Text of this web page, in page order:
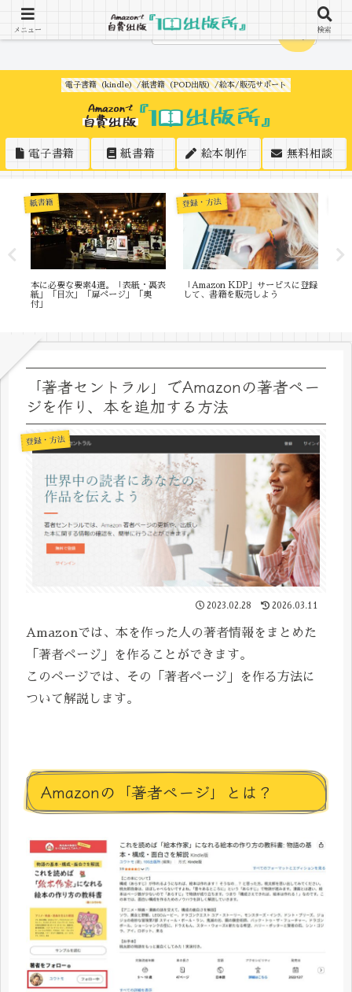
電子書籍（kindle）/紙書籍（POD出版）/絵本/販売サポート
電子書籍 紙書籍 絵本制作 無料相談
紙書籍
本に必要な要素4選。「表紙・裏表
紙」「目次」「扉ページ」「奥
付」
登録・方法
「Amazon KDP」サービスに登録
して、書籍を販売しよう
「著者セントラル」でAmazonの著者ペー
ジを作り、本を追加する方法
登録・方法
2023.02.28 2026.03.11
Amazonでは、本を作った人の著者情報をまとめた
「著者ページ」を作ることができます。
このページでは、その「著者ページ」を作る方法に
ついて解説します。
Amazonの「著者ページ」とは？
メニュー 検索